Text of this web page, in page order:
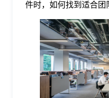
件时，如何找到适合团